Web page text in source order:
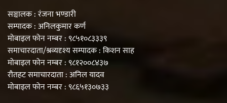
सञ्चालक : रंजना भण्डारी
सम्पादक : अनिलकुमार कर्ण
मोबाइल फोन नम्बर : ९८५१०८३३३९
समाचारदाता/श्रव्यदृश्य सम्पादक : किशन साह
मोबाइल फोन नम्बर : ९८१२००८४३७
रौतहट समाचारदाता : अनिल यादव
मोबाइल फोन नम्बर : ९८६५१३०७३३